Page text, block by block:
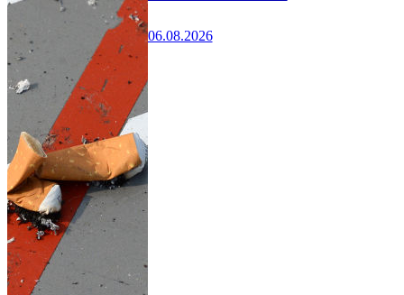
06.08.2026